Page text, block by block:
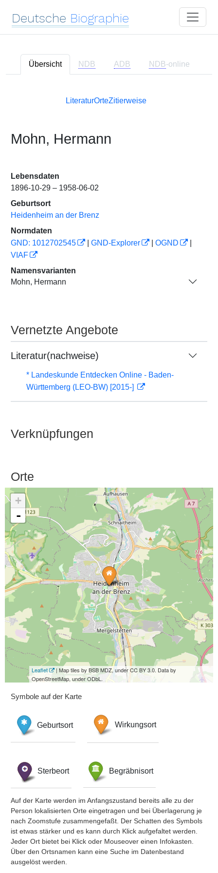
Deutsche Biographie
Übersicht NDB ADB NDB-online
LiteraturOrteZitierweise
Mohn, Hermann
Lebensdaten
1896-10-29 – 1958-06-02
Geburtsort
Heidenheim an der Brenz
Normdaten
GND: 1012702545
GND-Explorer OGND
VIAF
Namensvarianten
Mohn, Hermann
Vernetzte Angebote
Literatur(nachweise)
* Landeskunde Entdecken Online - Baden-
Württemberg (LEO-BW) [2015-]
Verknüpfungen
Orte
+
-
Leaflet
| Map tiles by BSB MDZ, under CC BY 3.0. Data by
OpenStreetMap, under ODbL.
Symbole auf der Karte
Geburtsort Wirkungsort
Sterbeort Begräbnisort
Auf der Karte werden im Anfangszustand bereits alle zu der
Person lokalisierten Orte eingetragen und bei Überlagerung je
nach Zoomstufe zusammengefaßt. Der Schatten des Symbols
ist etwas stärker und es kann durch Klick aufgefaltet werden.
Jeder Ort bietet bei Klick oder Mouseover einen Infokasten.
Über den Ortsnamen kann eine Suche im Datenbestand
ausgelöst werden.